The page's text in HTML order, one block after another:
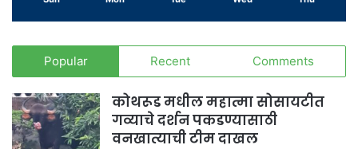
Popular Recent Comments
कोथरूड मधील महात्मा सोसायटीत
गव्याचे दर्शन पकडण्यासाठी
वनखात्याची टीम दाखल